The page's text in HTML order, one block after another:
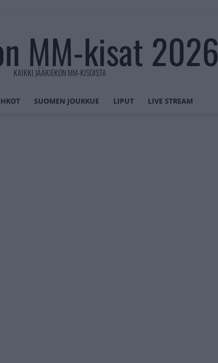
MM-kisat 2026
KAIKKI JÄÄKIEKON MM-KISOISTA
SUOMEN JOUKKUE LIPUT LIVE STREAM